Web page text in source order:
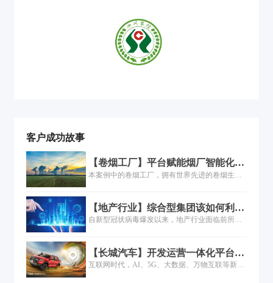
客户成功故事
【卷烟工厂】平台赋能烟厂智能化转
型实践
本案例中的卷烟工厂，拥有世界先进的卷烟生产
工厂，也是国家烟草专卖局确定的卷烟制造示范
基地，年生产能力可达120万箱。
【地产行业】综合型集团该如何利用
数字化转型支撑磅礴多元的服务？
自新型冠状病毒爆发以来，地产行业面临前所未
房。通过线上应用服务，客户可以选择在线上享
受看房、推荐及认购等一站式服务，该大型集团
【长城汽车】开发运营一体化平台落
地，车企深化数字化转型！
互联网时代，AI、5G、大数据、万物互联等新技